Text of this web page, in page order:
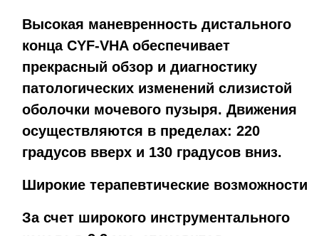
Высокая маневренность дистального
конца CYF-VHA обеспечивает
прекрасный обзор и диагностику
патологических изменений слизистой
оболочки мочевого пузыря. Движения
осуществляются в пределах: 220
градусов вверх и 130 градусов вниз.
Широкие терапевтические возможности
За счет широкого инструментального